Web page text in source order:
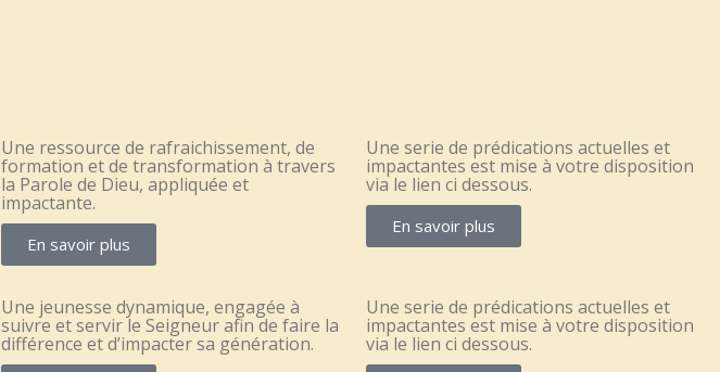
Une ressource de rafraichissement, de
formation et de transformation à travers
la Parole de Dieu, appliquée et
impactante.
En savoir plus
Une serie de prédications actuelles et
impactantes est mise à votre disposition
via le lien ci dessous.
En savoir plus
Une jeunesse dynamique, engagée à
suivre et servir le Seigneur afin de faire la
différence et d’impacter sa génération.
Une serie de prédications actuelles et
impactantes est mise à votre disposition
via le lien ci dessous.